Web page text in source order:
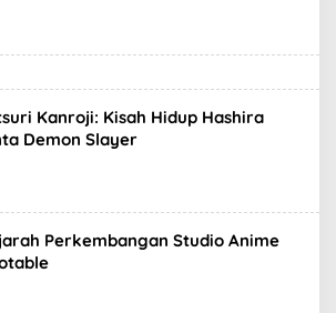
Kanroji: Kisah Hidup Hashira
Demon Slayer
Perkembangan Studio Anime